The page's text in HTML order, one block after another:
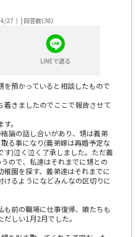
27｜ | 回答数(38)
LINEで送る
預かっていると相談したもので
着きましたのでここで報告させて
。
論の話し合いがあり、甥は義弟
る事になり(義弟嫁は再婚予定な
す)泣く泣く了承しました。ただ義
ので、私達はそれまでに甥との
園を探す、義弟達はそれまでに
るようになどみんなの区切りに
前の職場に仕事復帰、娘たちも
しい1月2月でした。